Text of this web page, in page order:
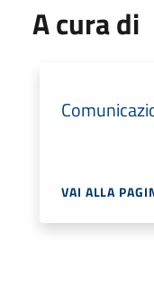
A cura di
VAI ALLA